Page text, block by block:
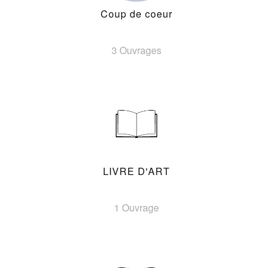
Coup de coeur
3 Ouvrages
LIVRE D'ART
1 Ouvrage